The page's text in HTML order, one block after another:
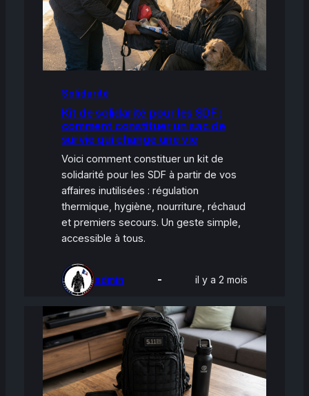
Solidarité
Kit de solidarité pour les SDF :
comment constituer un sac de
survie qui change une vie
Voici comment constituer un kit de
solidarité pour les SDF à partir de vos
affaires inutilisées : régulation
thermique, hygiène, nourriture, réchaud
et premiers secours. Un geste simple,
accessible à tous.
admin il y a 2 mois